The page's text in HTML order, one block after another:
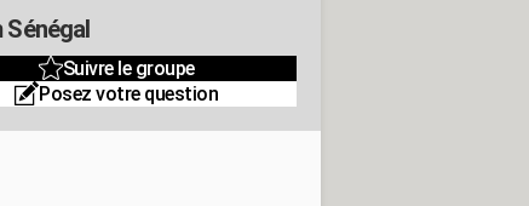
Sénégal
Suivre le groupe
Posez votre question